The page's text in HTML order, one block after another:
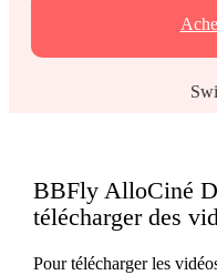
BBFly AlloCiné
télécharger des
Pour télécharger les